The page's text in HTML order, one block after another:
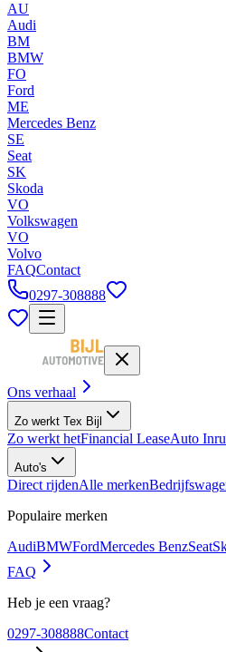
AU
Audi
BM
BMW
FO
Ford
ME
Mercedes Benz
SE
Seat
SK
Skoda
VO
Volkswagen
VO
Volvo
FAQContact
0297-308888
Ons verhaal
Zo werkt Tex Bijl
Zo werkt hetFinancial LeaseAuto
Auto's
Direct rijdenAlle merken
Populaire merken
AudiBMWFordMercedes BenzSeat
FAQ
Heb je een vraag?
0297-308888Contact